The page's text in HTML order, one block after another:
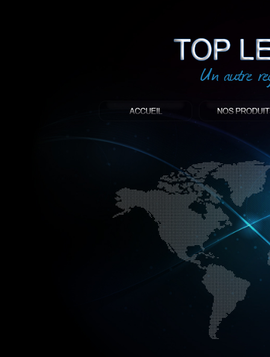
: Top led world
Produit décoratif led
Objet publicitaire led
éclairage blanc led
Enseigne publicitaire
Fabriquant et distributeur français
gamme à base de LED.
led, Topledworld, top led world, top
économie énergie, edf, lumière,